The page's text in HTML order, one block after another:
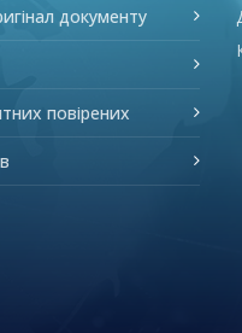
документу
повірених